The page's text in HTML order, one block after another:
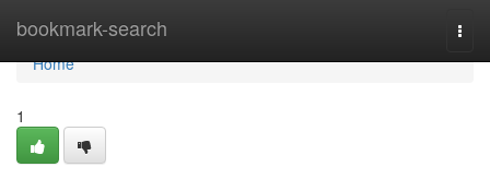
bookmark-search
Home
Home
1